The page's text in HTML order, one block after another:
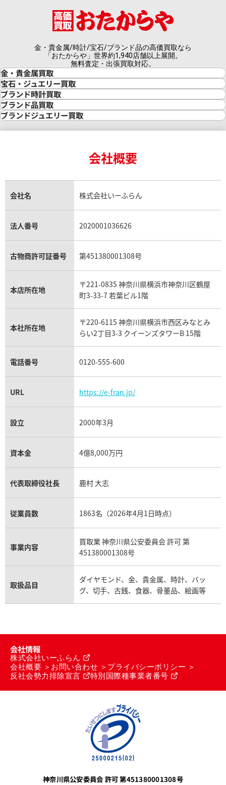
金・貴金属/時計/宝石/ブランド品の高価買取なら
「おたからや」世界約1,940店舗以上展開。
無料査定・出張買取対応。
金・貴金属買取
金買取
金の相場価格情報
金の参考買取価格一覧
インゴット買取
インゴットの相場価格情報
24金買取
金貨買取
貴金属買取
銀・シルバー買取
パラジウム買取
宝石・ジュエリー買取
宝石・ジュエリー買取
ダイヤモンド買取
ダイヤモンド・宝石の参考価格一覧
リング・結婚指輪買取
エメラルド買取
トパーズ買取
タンザナイト買取
キャッツアイ買取
アクアマリン買取
ブランド時計買取
時計買取
ロレックス買取
ロレックス デイトナ買取
ロレックス サブマリーナー買取
ロレックス エクスプローラー買取
ロレックス デイトジャスト買取
パテック フィリップノーチラス買取
ヴァシュロン・コンスタンタン買取
オメガ買取
カルティエ買取
フランク ミュラー買取
リシャール・ミル買取
パネライ買取
チューダー（チュードル）買取
ブランド品買取
ブランド買取
シャネル マトラッセ買取
セリーヌ買取
プラダ買取
ブランドジュエリー買取
ヴァンクリーフ＆アーペル買取
ショーメ買取
ダミアーニ買取
モーブッサン買取
会社概要
会社名 株式会社いーふらん
法人番号 2020001036626
古物商許可証番号 第451380001308号
本店所在地
〒221-0835 神奈川県横浜市神奈川区鶴屋
町3-33-7 若葉ビル1階
本社所在地
〒220-6115 神奈川県横浜市西区みなとみ
らい2丁目3-3 クイーンズタワーB 15階
電話番号 0120-555-600
URL https://e-fran.jp/
設立 2000年3月
資本金 4億8,000万円
代表取締役社長 鹿村 大志
従業員数 1863名（2026年4月1日時点）
事業内容
買取業 神奈川県公安委員会 許可 第
451380001308号
取扱品目
ダイヤモンド、金、貴金属、時計、バッ
グ、切手、古銭、食器、骨董品、絵画等
会社情報
株式会社いーふらん
会社概要
お問い合わせ
プライバシーポリシー
反社会勢力排除宣言
特別国際種事業者番号
神奈川県公安委員会 許可 第451380001308号